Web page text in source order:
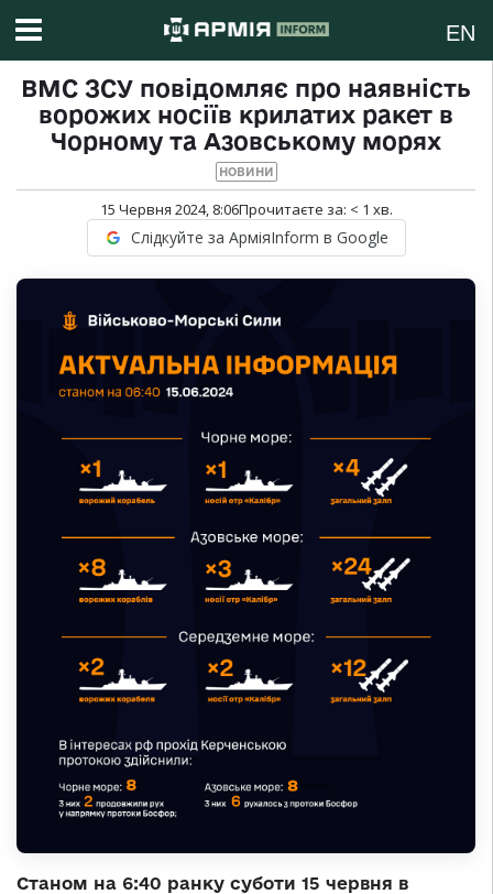
EN
ВМС ЗСУ повідомляє про наявність
ворожих носіїв крилатих ракет в
Чорному та Азовському морях
НОВИНИ
15 Червня 2024, 8:06Прочитаєте за: < 1 хв.
Слідкуйте за АрміяInform в Google
Станом на 6:40 ранку суботи 15 червня в